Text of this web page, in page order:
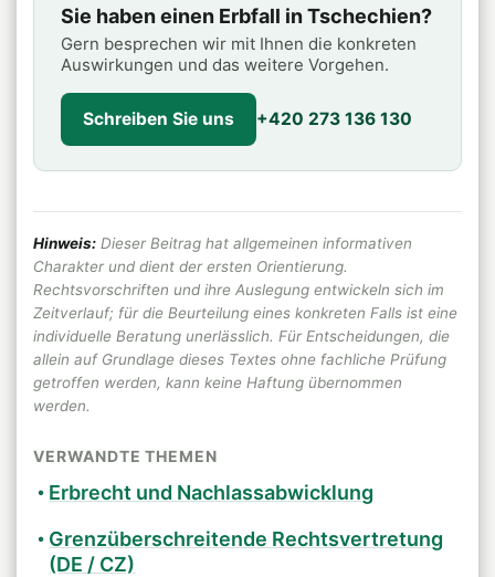
Sie haben einen Erbfall in Tschechien?
Gern besprechen wir mit Ihnen die konkreten
Auswirkungen und das weitere Vorgehen.
Schreiben Sie uns +420 273 136 130
Hinweis: Dieser Beitrag hat allgemeinen informativen
Charakter und dient der ersten Orientierung.
Rechtsvorschriften und ihre Auslegung entwickeln sich im
Zeitverlauf; für die Beurteilung eines konkreten Falls ist eine
individuelle Beratung unerlässlich. Für Entscheidungen, die
allein auf Grundlage dieses Textes ohne fachliche Prüfung
getroffen werden, kann keine Haftung übernommen
werden.
VERWANDTE THEMEN
Erbrecht und Nachlassabwicklung
Grenzüberschreitende Rechtsvertretung
(DE / CZ)